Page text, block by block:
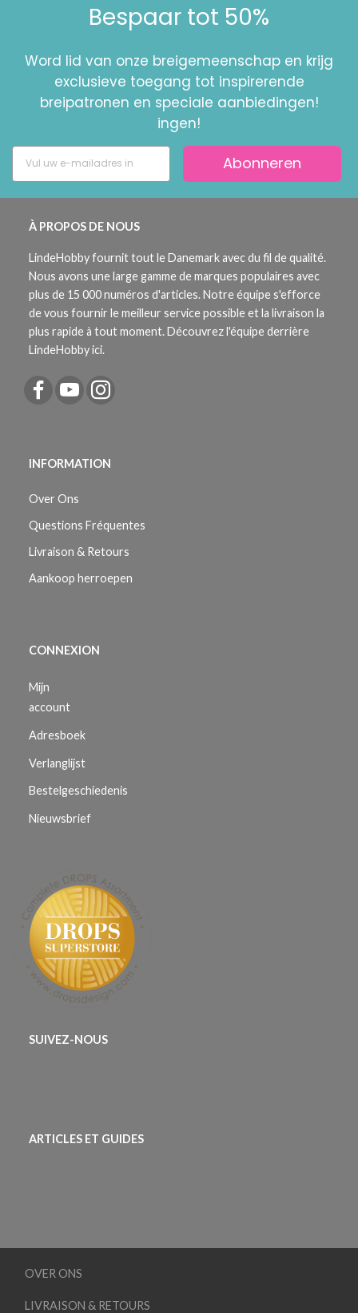
Bespaar tot 50%
Word lid van onze breigemeenschap en krijg
exclusieve toegang tot inspirerende
breipatronen en speciale aanbiedingen!
ingen!
Abonneren
À PROPOS DE NOUS
LindeHobby fournit tout le Danemark avec du fil de qualité.
Nous avons une large gamme de marques populaires avec
plus de 15 000 numéros d'articles. Notre équipe s'efforce
de vous fournir le meilleur service possible et la livraison la
plus rapide à tout moment. Découvrez l'équipe derrière
LindeHobby ici.
INFORMATION
Over Ons
Questions Fréquentes
Livraison & Retours
Aankoop herroepen
CONNEXION
Mijn
account
Adresboek
Verlanglijst
Bestelgeschiedenis
Nieuwsbrief
SUIVEZ-NOUS
ARTICLES ET GUIDES
OVER ONS
LIVRAISON & RETOURS